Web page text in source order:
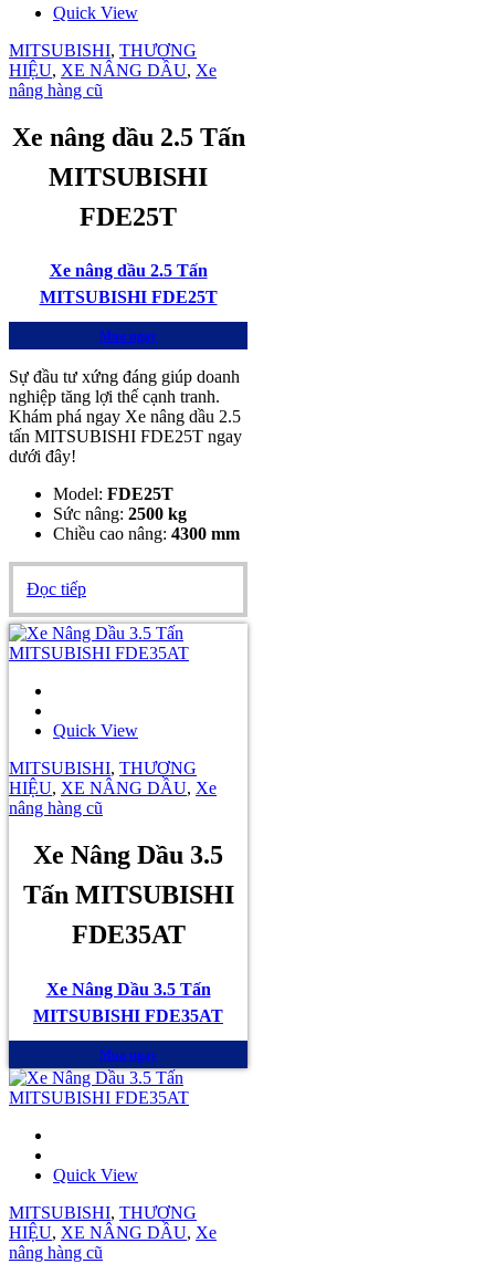
Quick View
MITSUBISHI, THƯƠNG
HIỆU, XE NÂNG DẦU, Xe
nâng hàng cũ
Xe nâng dầu 2.5 Tấn
MITSUBISHI
FDE25T
Xe nâng dầu 2.5 Tấn
MITSUBISHI FDE25T
Mua ngay
Sự đầu tư xứng đáng giúp doanh
nghiệp tăng lợi thế cạnh tranh.
Khám phá ngay Xe nâng dầu 2.5
tấn MITSUBISHI FDE25T ngay
dưới đây!
Model: FDE25T
Sức nâng: 2500 kg
Chiều cao nâng: 4300 mm
Đọc tiếp
Quick View
MITSUBISHI, THƯƠNG
HIỆU, XE NÂNG DẦU, Xe
nâng hàng cũ
Xe Nâng Dầu 3.5
Tấn MITSUBISHI
FDE35AT
Xe Nâng Dầu 3.5 Tấn
MITSUBISHI FDE35AT
Mua ngay
Quick View
MITSUBISHI, THƯƠNG
HIỆU, XE NÂNG DẦU, Xe
nâng hàng cũ